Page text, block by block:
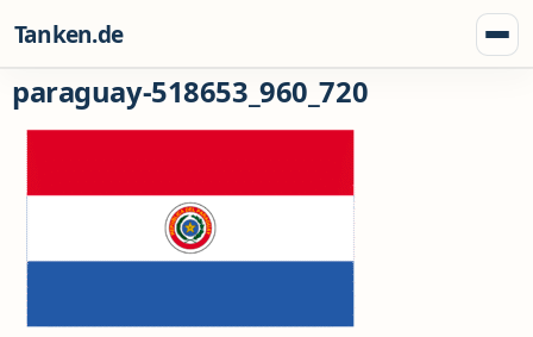
Tanken.de
paraguay-518653_960_720